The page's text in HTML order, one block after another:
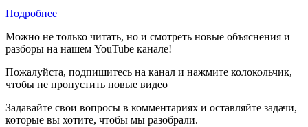
Подробнее
Можно не только читать, но и смотреть новые объяснения и
разборы на нашем YouTube канале!
Пожалуйста, подпишитесь на канал и нажмите колокольчик,
чтобы не пропустить новые видео
Задавайте свои вопросы в комментариях и оставляйте задачи,
которые вы хотите, чтобы мы разобрали.